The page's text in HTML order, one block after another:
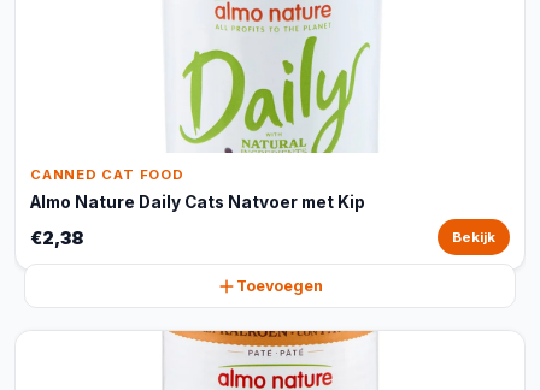
CANNED CAT FOOD
Almo Nature Daily Cats Natvoer met Kip
€2,38 Bekijk
Toevoegen